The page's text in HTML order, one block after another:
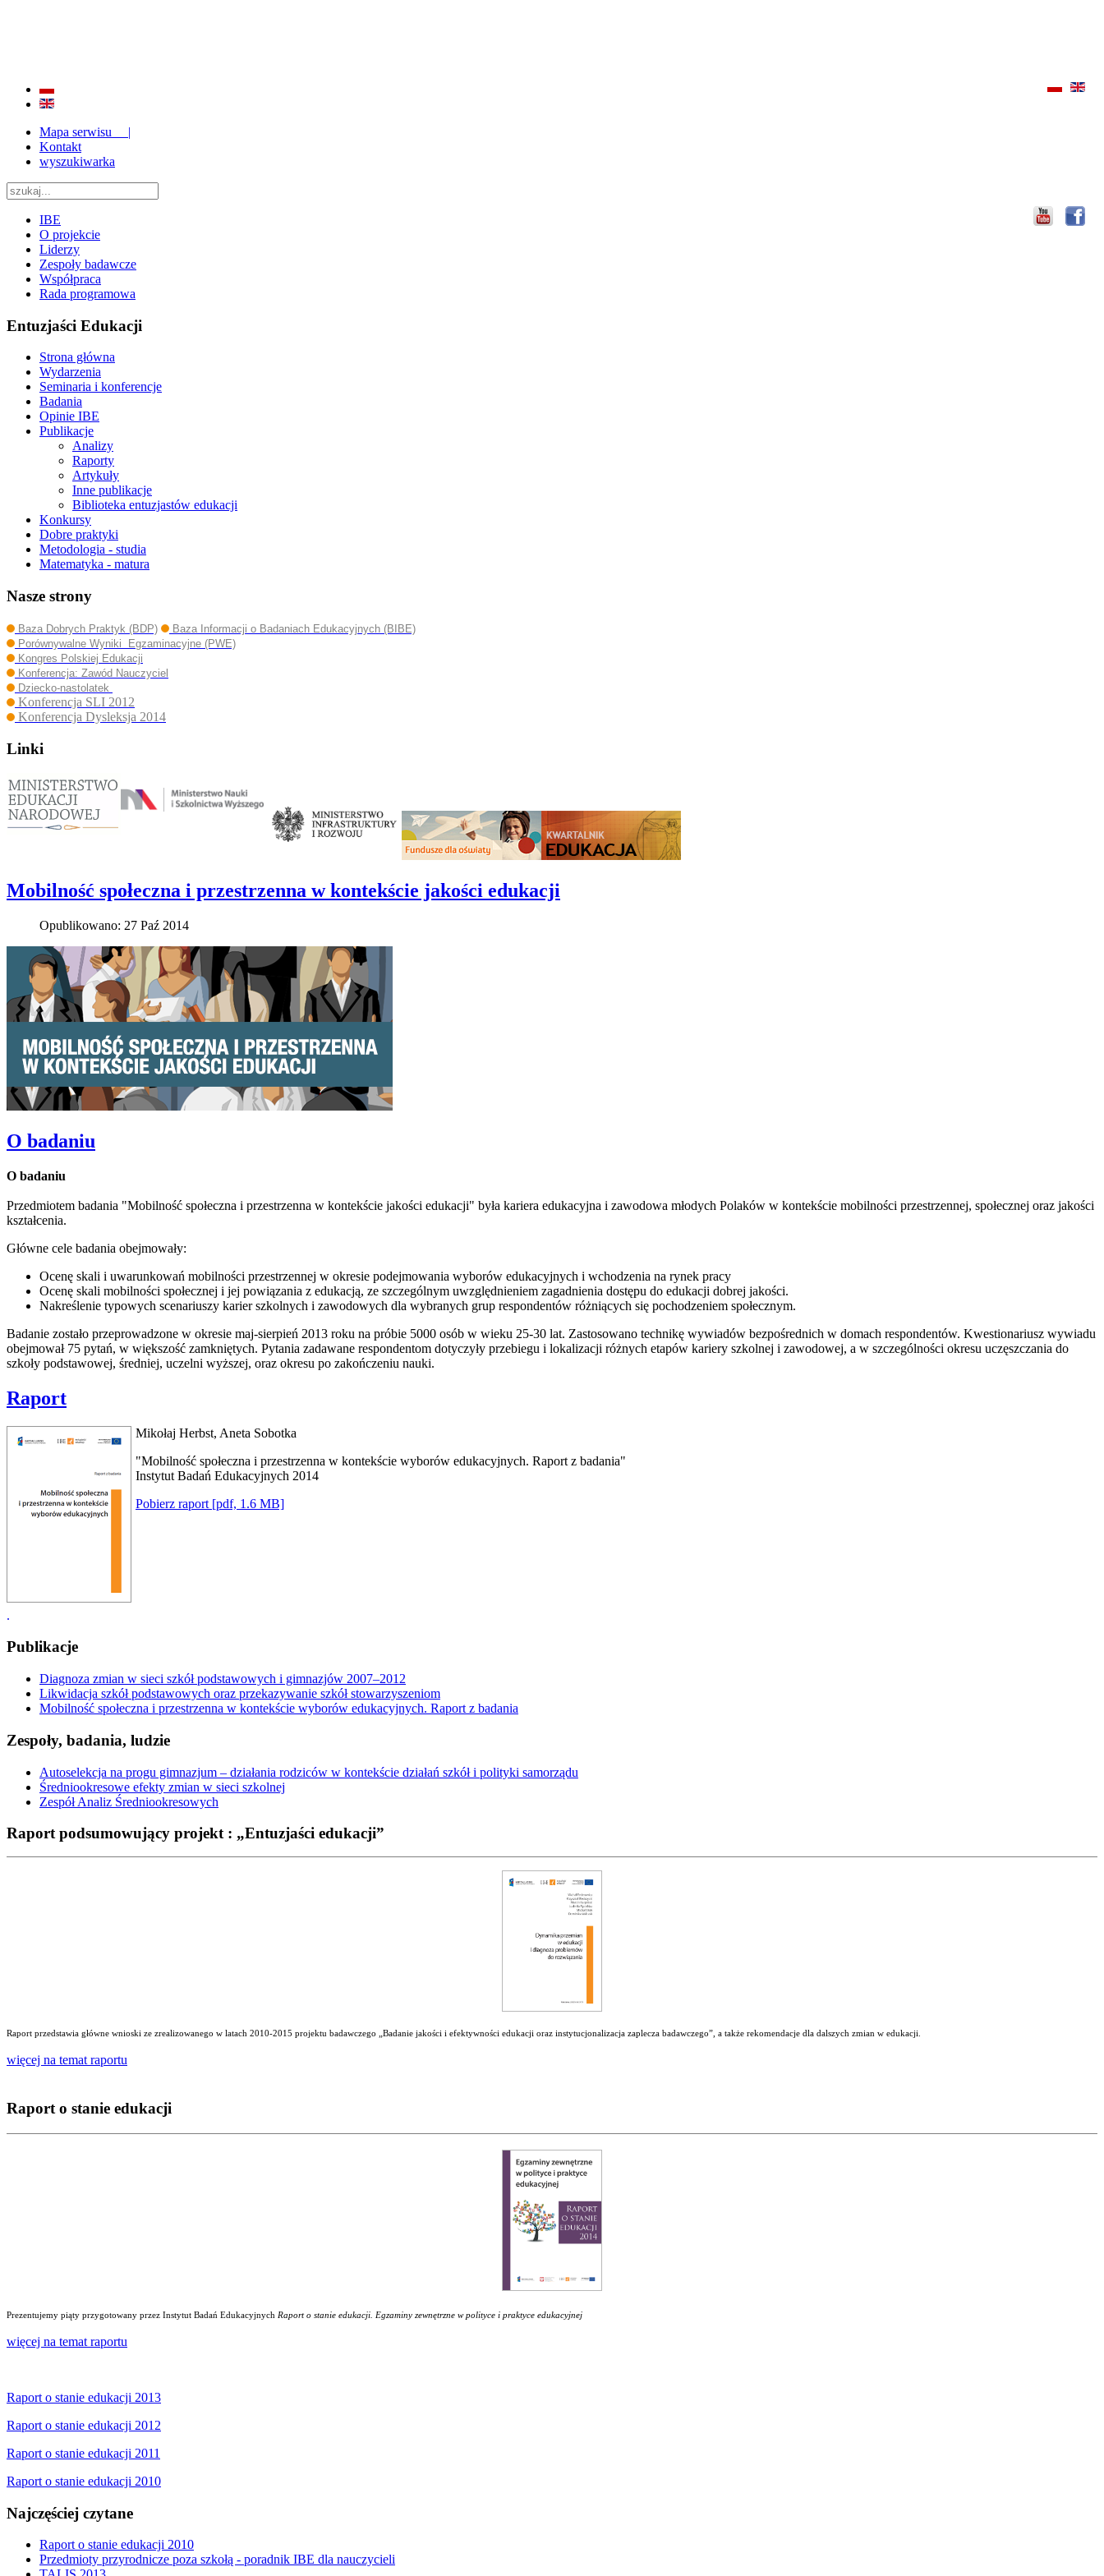
Mapa serwisu |
Kontakt
wyszukiwarka
IBE
O projekcie
Liderzy
Zespoły badawcze
Współpraca
Rada programowa
Entuzjaści Edukacji
Strona główna
Wydarzenia
Seminaria i konferencje
Badania
Opinie IBE
Publikacje
Analizy
Raporty
Artykuły
Inne publikacje
Biblioteka entuzjastów edukacji
Konkursy
Dobre praktyki
Metodologia - studia
Matematyka - matura
Nasze strony
Baza Dobrych Praktyk (BDP)
Baza Informacji o Badaniach Edukacyjnych (BIBE)
Porównywalne Wyniki Egzaminacyjne (PWE)
Kongres Polskiej Edukacji
Konferencja: Zawód Nauczyciel
Dziecko-nastolatek
Konferencja SLI 2012
Konferencja Dysleksja 2014
Linki
Mobilność społeczna i przestrzenna w kontekście jakości edukacji
Opublikowano: 27 Paź 2014
O badaniu
O badaniu
Przedmiotem badania "Mobilność społeczna i przestrzenna w kontekście jakości edukacji" była kariera edukacyjna i zawodowa młodych Polaków w kontekście mobilności przestrzennej, społecznej oraz jakości
kształcenia.
Główne cele badania obejmowały:
Ocenę skali i uwarunkowań mobilności przestrzennej w okresie podejmowania wyborów edukacyjnych i wchodzenia na rynek pracy
Ocenę skali mobilności społecznej i jej powiązania z edukacją, ze szczególnym uwzględnieniem zagadnienia dostępu do edukacji dobrej jakości.
Nakreślenie typowych scenariuszy karier szkolnych i zawodowych dla wybranych grup respondentów różniących się pochodzeniem społecznym.
Badanie zostało przeprowadzone w okresie maj-sierpień 2013 roku na próbie 5000 osób w wieku 25-30 lat. Zastosowano technikę wywiadów bezpośrednich w domach respondentów. Kwestionariusz wywiadu
obejmował 75 pytań, w większość zamkniętych. Pytania zadawane respondentom dotyczyły przebiegu i lokalizacji różnych etapów kariery szkolnej i zawodowej, a w szczególności okresu uczęszczania do
szkoły podstawowej, średniej, uczelni wyższej, oraz okresu po zakończeniu nauki.
Raport
Mikołaj Herbst, Aneta Sobotka
"Mobilność społeczna i przestrzenna w kontekście wyborów edukacyjnych. Raport z badania"
Instytut Badań Edukacyjnych 2014
Pobierz raport [pdf, 1.6 MB]
.
Publikacje
Diagnoza zmian w sieci szkół podstawowych i gimnazjów 2007–2012
Likwidacja szkół podstawowych oraz przekazywanie szkół stowarzyszeniom
Mobilność społeczna i przestrzenna w kontekście wyborów edukacyjnych. Raport z badania
Zespoły, badania, ludzie
Autoselekcja na progu gimnazjum – działania rodziców w kontekście działań szkół i polityki samorządu
Średniookresowe efekty zmian w sieci szkolnej
Zespół Analiz Średniookresowych
Raport podsumowujący projekt : „Entuzjaści edukacji”
Raport przedstawia główne wnioski ze zrealizowanego w latach 2010-2015 projektu badawczego „Badanie jakości i efektywności edukacji oraz instytucjonalizacja zaplecza badawczego”, a także rekomendacje dla dalszych zmian w edukacji.
więcej na temat raportu
Raport o stanie edukacji
Prezentujemy piąty przygotowany przez Instytut Badań Edukacyjnych Raport o stanie edukacji. Egzaminy zewnętrzne w polityce i praktyce edukacyjnej
więcej na temat raportu
Raport o stanie edukacji 2013
Raport o stanie edukacji 2012
Raport o stanie edukacji 2011
Raport o stanie edukacji 2010
Najczęściej czytane
Raport o stanie edukacji 2010
Przedmioty przyrodnicze poza szkołą - poradnik IBE dla nauczycieli